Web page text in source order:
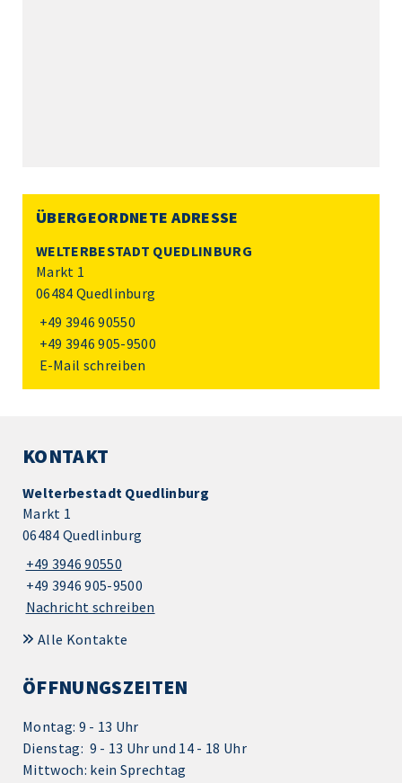
ÜBERGEORDNETE ADRESSE
WELTERBESTADT QUEDLINBURG
Markt 1
06484 Quedlinburg
+49 3946 90550
+49 3946 905-9500
E-Mail schreiben
KONTAKT
Welterbestadt Quedlinburg
Markt 1
06484 Quedlinburg
+49 3946 90550
+49 3946 905-9500
Nachricht schreiben
Alle Kontakte
ÖFFNUNGSZEITEN
Montag: 9 - 13 Uhr
Dienstag: 9 - 13 Uhr und 14 - 18 Uhr
Mittwoch: kein Sprechtag